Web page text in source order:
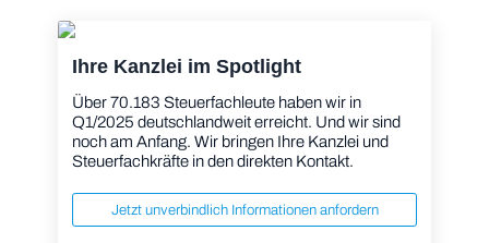
Ihre Kanzlei im Spotlight
Über 70.183 Steuerfachleute haben wir in
Q1/2025 deutschlandweit erreicht. Und wir sind
noch am Anfang. Wir bringen Ihre Kanzlei und
Steuerfachkräfte in den direkten Kontakt.
Jetzt unverbindlich Informationen anfordern